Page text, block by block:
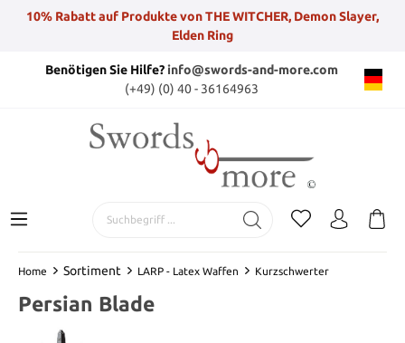
10% Rabatt auf Produkte von THE WITCHER, Demon Slayer,
Elden Ring
Benötigen Sie Hilfe?info@swords-and-more.com
(+49) (0) 40 - 36164963
Home Sortiment LARP - Latex Waffen Kurzschwerter
Persian Blade